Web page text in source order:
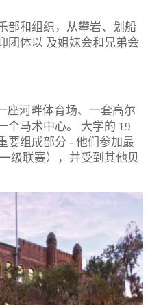
部和组织，从攀岩、划船
团体以 及姐妹会和兄弟会
河畔体育场、一套高尔
个马术中心。 大学的 19
要组成部分 - 他们参加最
级联赛），并受到其他贝